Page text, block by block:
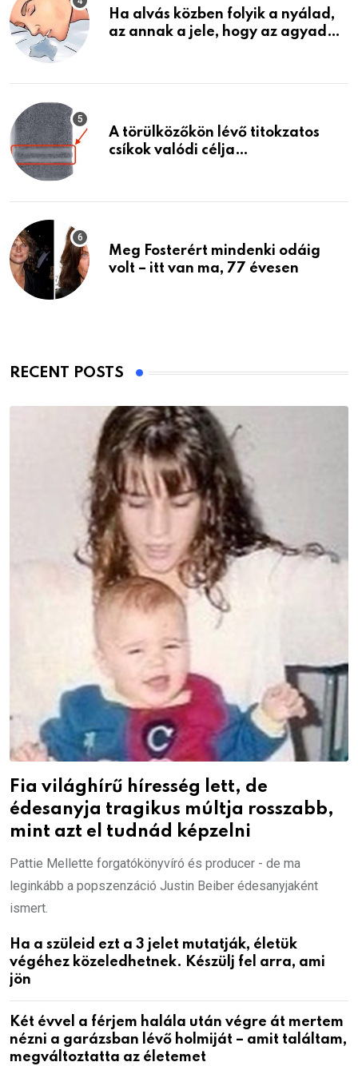
Ha alvás közben folyik a nyálad,
az annak a jele, hogy az agyad…
A törülközőkön lévő titokzatos
csíkok valódi célja…
Meg Fosterért mindenki odáig
volt – itt van ma, 77 évesen
RECENT POSTS
Fia világhírű híresség lett, de
édesanyja tragikus múltja rosszabb,
mint azt el tudnád képzelni
Pattie Mellette forgatókönyvíró és producer - de ma
leginkább a popszenzáció Justin Beiber édesanyjaként
ismert.
Ha a szüleid ezt a 3 jelet mutatják, életük
végéhez közeledhetnek. Készülj fel arra, ami
jön
Két évvel a férjem halála után végre át mertem
nézni a garázsban lévő holmiját – amit találtam,
megváltoztatta az életemet